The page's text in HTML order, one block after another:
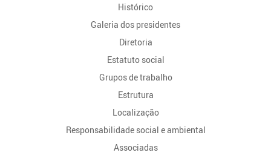
Histórico
Galeria dos presidentes
Diretoria
Estatuto social
Grupos de trabalho
Estrutura
Localização
Responsabilidade social e ambiental
Associadas